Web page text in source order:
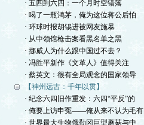
· 五四到六四：一个月时空错落
· 喝了一瓶鸿茅，俺为这位蒋公后怕
· 环球时报胡锡进被网友施暴
· 从中领馆枪击案看黑名单之黑
· 挪威人为什么跟中国过不去？
· 冯胜平新作《文革人》值得关注
· 蔡英文：很有全局观念的国家领导
【神州远古：千年以贯】
· 纪念六四旧作重发：六四“平反”的
· 俺要上访申冤——俺从来不认为毛有
· 世界最大生物俄勒冈巨型蘑菇与中